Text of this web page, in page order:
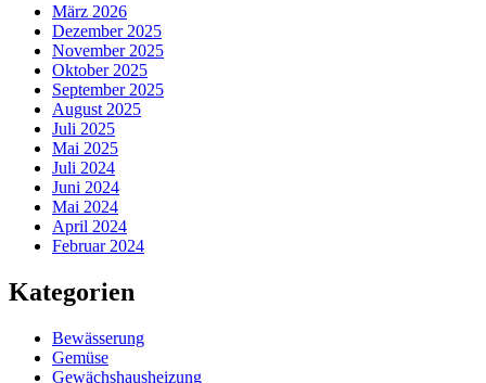
März 2026
Dezember 2025
November 2025
Oktober 2025
September 2025
August 2025
Juli 2025
Mai 2025
Juli 2024
Juni 2024
Mai 2024
April 2024
Februar 2024
Kategorien
Bewässerung
Gemüse
Gewächshausheizung